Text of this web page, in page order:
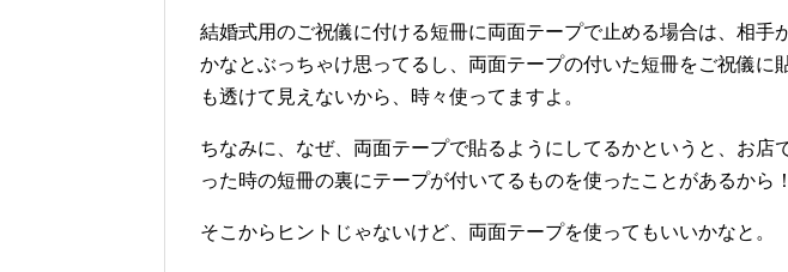
結婚式用のご祝儀に付ける短冊に両面テープで止める場合は、相手
かなとぶっちゃけ思ってるし、両面テープの付いた短冊をご祝儀に
も透けて見えないから、時々使ってますよ。
ちなみに、なぜ、両面テープで貼るようにしてるかというと、お店
った時の短冊の裏にテープが付いてるものを使ったことがあるから
そこからヒントじゃないけど、両面テープを使ってもいいかなと。